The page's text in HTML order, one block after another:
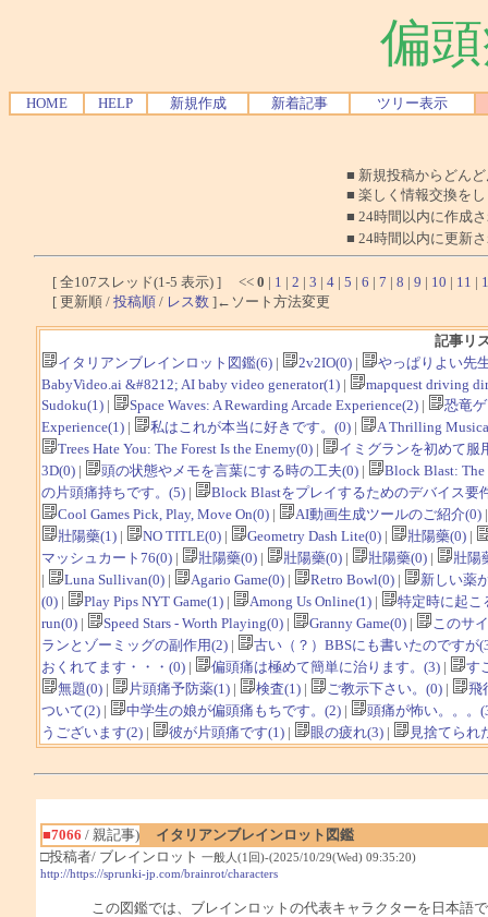
偏
HOME HELP 新規作成 新着記事 ツリー表示
■ 新規投稿からどん
■ 楽しく情報交換を
■ 24時間以内に作成
■ 24時間以内に更新
[ 全107スレッド(1-5 表示) ] << 0 | 1 | 2 | 3 | 4 | 5 | 6 | 7 | 8 | 9 | 10 | 11 |
[ 更新順 / 投稿順 / レス数 ]←ソート方法変更
記事リ
イタリアンブレインロット図鑑(6)| 2v2IO(0)|
やっぱりよい先
BabyVideo.ai &#8212; AI baby video generator(1)|
mapquest driving
Sudoku(1)| Space Waves: A Rewarding Arcade Experience(2)|
恐竜
Experience(1)| 私はこれが本当に好きです。(0)|
A Thrilling
Trees Hate You: The Forest Is the Enemy(0)|
イミグランを初めて服
3D(0)| 頭の状態やメモを言葉にする時の工夫(0)|
Block Blast: The
の片頭痛持ちです。(5)|
Block Blastをプレイするためのデバイス要
Cool Games Pick, Play, Move On(0)| AI動画生成ツールのご紹介(0)
壯陽藥(1)| NO TITLE(0)| Geometry Dash Lite(0)| 壯陽藥(0)|
マッシュカート76(0)| 壯陽藥(0)| 壯陽藥(0)| 壯陽藥(0)|
壯陽
|
Luna Sullivan(0)| Agario Game(0)| Retro Bowl(0)|
新しい薬
(0)| Play Pips NYT Game(1)| Among Us Online(1)|
特定時に起こ
run(0)| Speed Stars - Worth Playing(0)| Granny Game(0)|
このサ
ランとゾーミッグの副作用(2)|
古い（？）BBSにも書いたのですが
おくれてます・・・(0)| 偏頭痛は極めて簡単に治ります。(3)|
す
無題(0)| 片頭痛予防薬(1)| 検査(1)| ご教示下さい。(0)|
飛
ついて(2)| 中学生の娘が偏頭痛もちです。(2)|
頭痛が怖い。。。
うございます(2)| 彼が片頭痛です(1)| 眼の疲れ(3)| 見捨てられ
■7066 / 親記事)
イタリアンブレインロット図鑑
□投稿者/ ブレインロット 一般人(1回)-(2025/10/29(Wed) 09:35:20)
http://https://sprunki-jp.com/brainrot/characters
この図鑑では、ブレインロットの代表キャラクターを日本語